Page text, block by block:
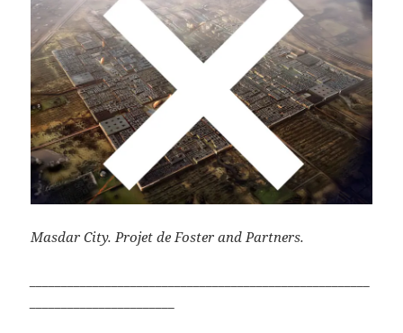
Masdar City. Projet de Foster and Partners.